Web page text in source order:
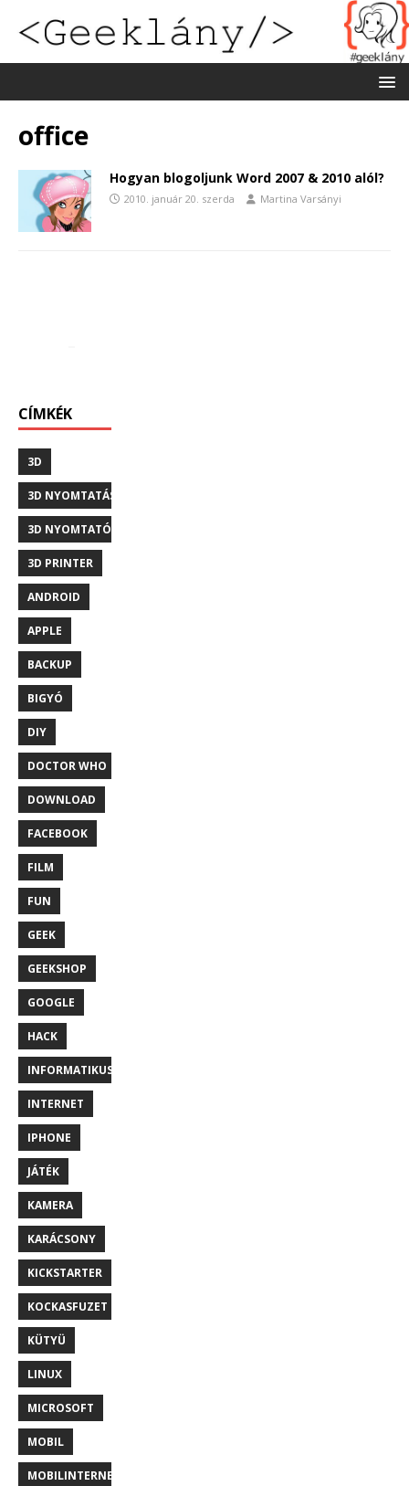
office
Hogyan blogoljunk Word 2007 & 2010 alól?
2010. január 20. szerda Martina Varsányi
CÍMKÉK
3D
3D NYOMTATÁS
3D NYOMTATÓ
3D PRINTER
ANDROID
APPLE
BACKUP
BIGYÓ
DIY
DOCTOR WHO
DOWNLOAD
FACEBOOK
FILM
FUN
GEEK
GEEKSHOP
GOOGLE
HACK
INFORMATIKUS
INTERNET
IPHONE
JÁTÉK
KAMERA
KARÁCSONY
KICKSTARTER
KOCKASFUZET
KÜTYÜ
LINUX
MICROSOFT
MOBIL
MOBILINTERNET